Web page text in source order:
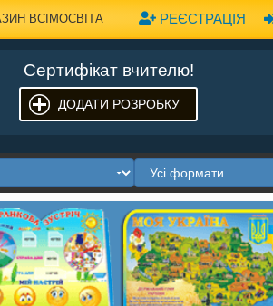
РЕЄСТРАЦІЯ
ВСІМОСВІТА
Сертифікат вчителю!
ДОДАТИ РОЗРОБКУ